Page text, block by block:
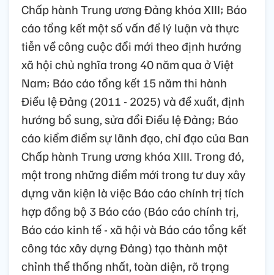
Chấp hành Trung ương Đảng khóa XIII; Báo
cáo tổng kết một số vấn đề lý luận và thực
tiễn về công cuộc đổi mới theo định hướng
xã hội chủ nghĩa trong 40 năm qua ở Việt
Nam; Báo cáo tổng kết 15 năm thi hành
Điều lệ Đảng (2011 - 2025) và đề xuất, định
hướng bổ sung, sửa đổi Điều lệ Đảng; Báo
cáo kiểm điểm sự lãnh đạo, chỉ đạo của Ban
Chấp hành Trung ương khóa XIII. Trong đó,
một trong những điểm mới trong tư duy xây
dựng văn kiện là việc Báo cáo chính trị tích
hợp đồng bộ 3 Báo cáo (Báo cáo chính trị,
Báo cáo kinh tế - xã hội và Báo cáo tổng kết
công tác xây dựng Đảng) tạo thành một
chỉnh thể thống nhất, toàn diện, rõ trọng